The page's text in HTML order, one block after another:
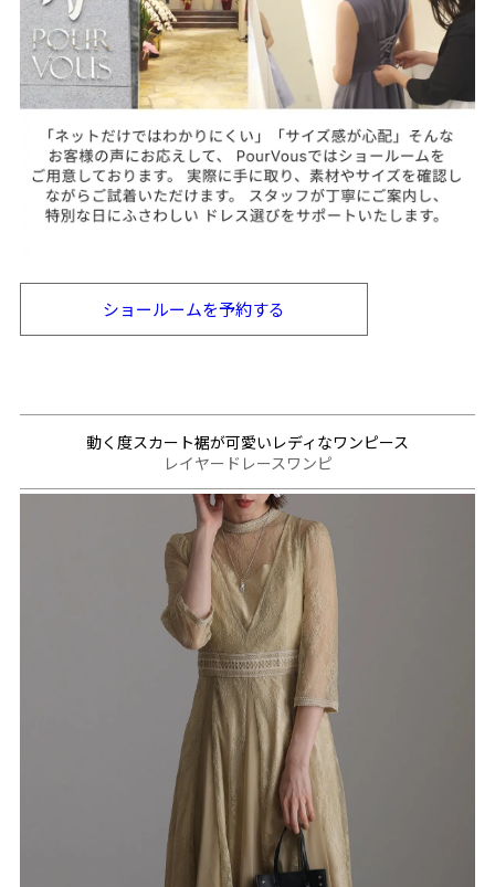
ショールームを予約する
動く度スカート裾が可愛いレディなワンピース
レイヤードレースワンピ